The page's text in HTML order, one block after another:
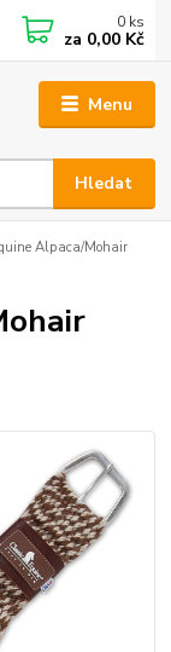
Menu
Hledat
0 ks
za 0,00 Kč
Alpaca/Mohair